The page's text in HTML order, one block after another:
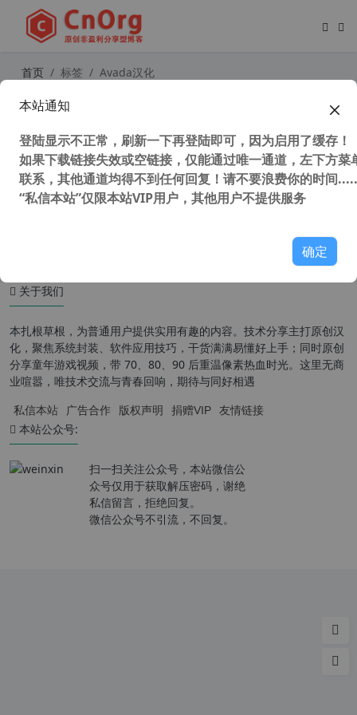
首页 标签 Avada汉化
WordPress多用途企业主题 Avada T
6】
关于我们
本扎根草根，为普通用户提供实用有趣的内容。技术分享主打原创汉
化，聚焦系统封装、软件应用技巧，干货满满易懂好上手；同时原创
分享童年游戏视频，带 70、80、90 后重温像素热血时光。这里无商
业喧嚣，唯技术交流与青春回响，期待与同好相遇
私信本站 广告合作 版权声明 捐赠VIP 友情链接
本站公众号:
扫一扫关注公众号，本站微信公
众号仅用于获取解压密码，谢绝
私信留言，拒绝回复。
微信公众号不引流，不回复。
本站通知
登陆显示不正常，刷新一下再登陆即可，因为启用了缓存！
如果下载链接失效或空链接，仅能通过唯一通道，左下方菜
联系，其他通道均得不到任何回复！请不要浪费你的时间
“私信本站”仅限本站VIP用户，其他用户不提供服务
确定